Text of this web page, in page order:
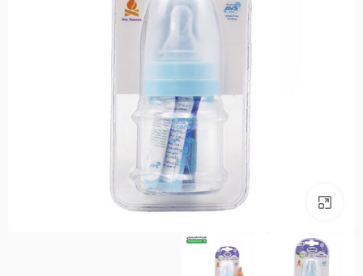
بزرگنمایی تصویر